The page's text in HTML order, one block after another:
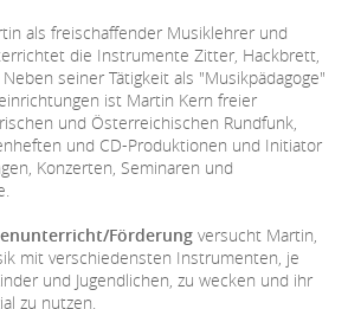
als freischaffender Musiklehrer und
die Instrumente Zitter, Hackbrett,
seiner Tätigkeit als "Musikpädagoge"
ist Martin Kern freier
und Österreichischen Rundfunk,
und CD-Produktionen und Initiator
Konzerten, Seminaren und
Förderung versucht Martin,
mit verschiedensten Instrumenten, je
und Jugendlichen, zu wecken und ihr
zu nutzen.